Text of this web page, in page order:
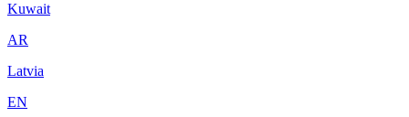
Kuwait
AR
Latvia
EN